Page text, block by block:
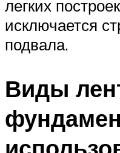
легких
исключается
подвала.
Виды